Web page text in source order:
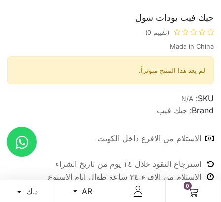
0
AR د.ك
جيك فيب بودات سول
(تقييم 0)
Made in China
لم يعد هذا المنتج متوفراً.
SKU:
N/A
Brand: جيك فيب
الاستلام من الافرع داخل الكويت
استرجاع النقود خلال ١٤ يوم من تاريخ الشراء
الاستلام من الافرع ٢٤ ساعة طوال ايام الاسبوع
شارك :